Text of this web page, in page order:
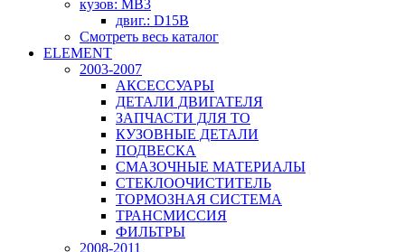
кузов: MB3
двиг.: D15B
Смотреть весь каталог
ELEMENT
2003-2007
АКСЕССУАРЫ
ДЕТАЛИ ДВИГАТЕЛЯ
ЗАПЧАСТИ ДЛЯ ТО
КУЗОВНЫЕ ДЕТАЛИ
ПОДВЕСКА
СМАЗОЧНЫЕ МАТЕРИАЛЫ
СТЕКЛООЧИСТИТЕЛЬ
ТОРМОЗНАЯ СИСТЕМА
ТРАНСМИССИЯ
ФИЛЬТРЫ
2008-2011